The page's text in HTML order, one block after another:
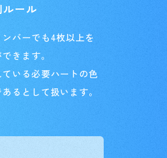
ルール
バーでも4枚以上を
きます。
いる必要ハートの色
るとして扱います。